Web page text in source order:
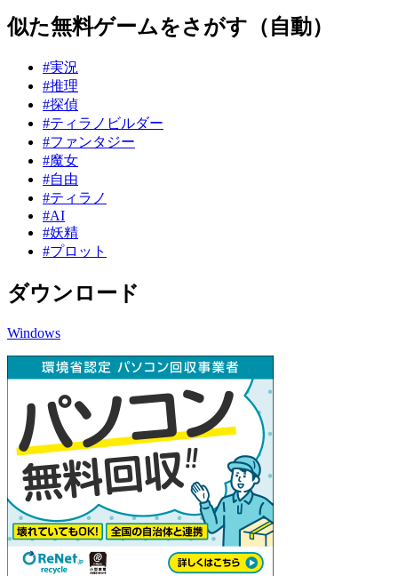
似た無料ゲームをさがす（自動）
#実況
#推理
#探偵
#ティラノビルダー
#ファンタジー
#魔女
#自由
#ティラノ
#AI
#妖精
#プロット
ダウンロード
Windows